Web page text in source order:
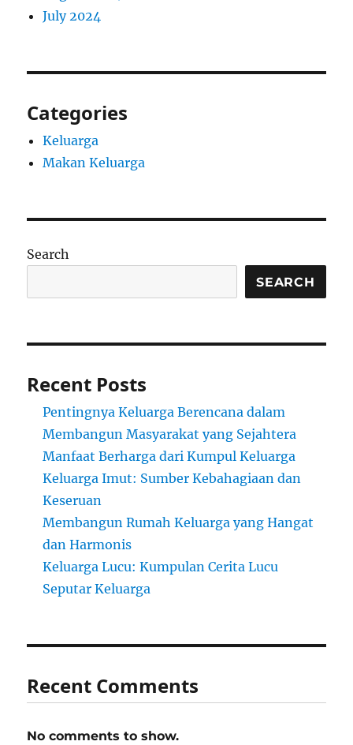
July 2024
Categories
Keluarga
Makan Keluarga
Search
SEARCH
Recent Posts
Pentingnya Keluarga Berencana dalam
Membangun Masyarakat yang Sejahtera
Manfaat Berharga dari Kumpul Keluarga
Keluarga Imut: Sumber Kebahagiaan dan
Keseruan
Membangun Rumah Keluarga yang Hangat
dan Harmonis
Keluarga Lucu: Kumpulan Cerita Lucu
Seputar Keluarga
Recent Comments
No comments to show.